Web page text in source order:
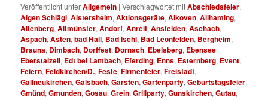
Veröffentlicht unterAllgemein |Verschlagwortet mitAbschiedsfeier,
Aigen Schlägl,Aistersheim,Aktionsgeräte,Alkoven,Allhaming,
Altenberg,Altmünster,Andorf,Anreit,Ansfelden,Aschach,
Aspach,Asten,bad Hall, Bad Ischl, Bad Leonfelden, Bergheim,
Brauna, Dimbach, Dorffest, Dornach, Ebelsberg, Ebensee,
Eberstalzell, Edt bei Lambach, Eferding, Enns, Esternberg, Event,
Feiern,Feldkirchen/D.,Feste,Firmenfeier,Freistadt,
Gallneukirchen,Galsbach,Garsten,Gartenparty,Geburtstagsfeier,
Gmünd,Gmunden,Gosau,Grein,Grillparty,Gunskirchen,Gutau,